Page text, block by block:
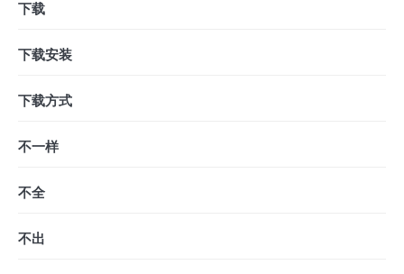
下载
下载安装
下载方式
不一样
不全
不出